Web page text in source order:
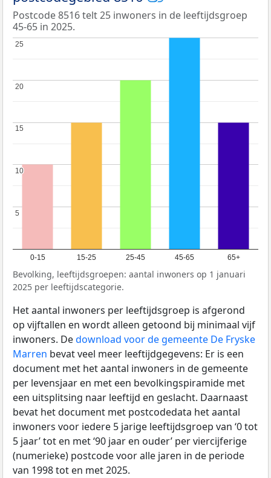
Postcode 8516 telt 25 inwoners in de leeftijdsgroep
45-65 in 2025.
0-15 15-25 25-45 45-65 65+
5
5
10
10
15
15
20
20
25
25
Bevolking, leeftijdsgroepen: aantal inwoners op 1 januari
2025 per leeftijdscategorie.
Het aantal inwoners per leeftijdsgroep is afgerond
op vijftallen en wordt alleen getoond bij minimaal vijf
inwoners. Dedownload voor de gemeente De Fryske
Marren bevat veel meer leeftijdgegevens: Er is een
document met het aantal inwoners in de gemeente
per levensjaar en met een bevolkingspiramide met
een uitsplitsing naar leeftijd en geslacht. Daarnaast
bevat het document met postcodedata het aantal
inwoners voor iedere 5 jarige leeftijdsgroep van ‘0 tot
5 jaar’ tot en met ‘90 jaar en ouder’ per viercijferige
(numerieke) postcode voor alle jaren in de periode
van 1998 tot en met 2025.